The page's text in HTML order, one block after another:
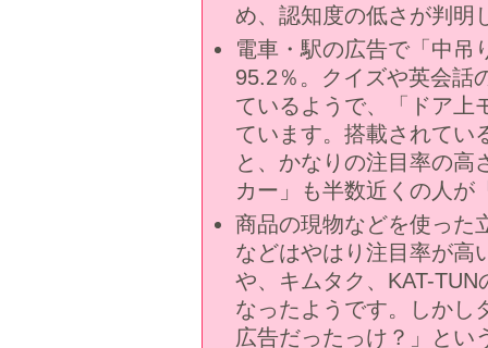
め、認知度の低さが判明
電車・駅の広告で「中吊
95.2％。クイズや英会話
ているようで、「ドア上
ています。搭載されてい
と、かなりの注目率の
カー」も半数近くの人が
商品の現物などを使った
などはやはり注目率が高
や、キムタク、KAT-
なったようです。しかし
広告だったっけ？」と